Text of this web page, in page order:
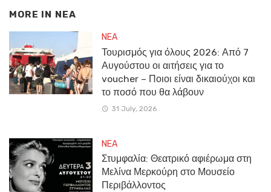
MORE IN NEA
NEA
Τουρισμός για όλους 2026: Από 7
Αυγούστου οι αιτήσεις για το
voucher – Ποιοι είναι δικαιούχοι και
το ποσό που θα λάβουν
31 July, 2026
NEA
Στυμφαλία: Θεατρικό αφιέρωμα στη
Μελίνα Μερκούρη στο Μουσείο
Περιβάλλοντος